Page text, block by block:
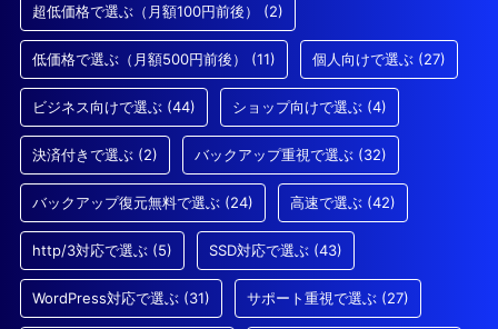
超低価格で選ぶ（月額100円前後） (2)
低価格で選ぶ（月額500円前後） (11) 個人向けで選ぶ (27)
ビジネス向けで選ぶ (44) ショップ向けで選ぶ (4)
決済付きで選ぶ (2) バックアップ重視で選ぶ (32)
バックアップ復元無料で選ぶ (24) 高速で選ぶ (42)
http/3対応で選ぶ (5) SSD対応で選ぶ (43)
WordPress対応で選ぶ (31) サポート重視で選ぶ (27)